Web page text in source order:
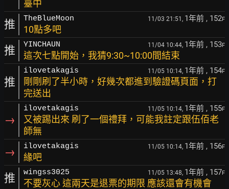
臺中
推 TheBlueMoon 11/03 21:51, 1年前 , 152F
10點多吧
推 YINCHAUN 11/04 10:44, 1年前 , 153F
這次七點開始，我猜9:30~10:00間結束
推
ilovetakagis 11/05 10:14, 1年前 , 154F
剛剛刷了半小時，好幾次都進到驗證碼頁面，打
完送出
→
ilovetakagis 11/05 10:14, 1年前 , 155F
又被踢出來 刷了一個禮拜，可能我註定跟伍佰老
師無
→ ilovetakagis 11/05 10:14, 1年前 , 156F
緣吧
推 wingss3025 11/05 13:48, 1年前 , 157F
不要灰心 這兩天是退票的期限 應該還會有機會